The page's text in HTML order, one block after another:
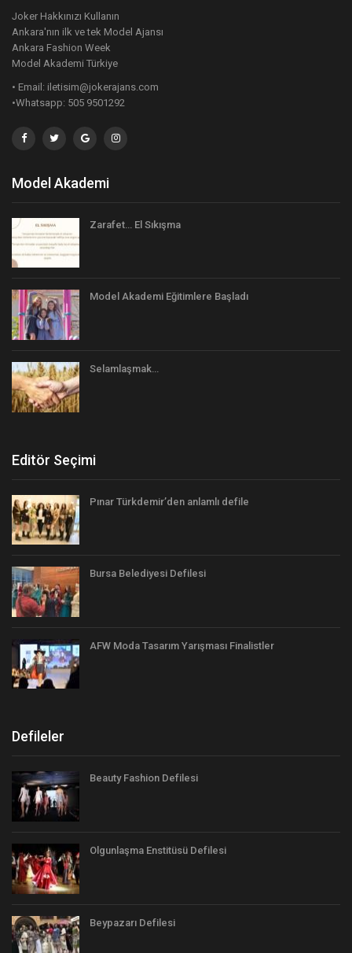
Joker Hakkınızı Kullanın
Ankara'nın ilk ve tek Model Ajansı
Ankara Fashion Week
Model Akademi Türkiye
• Email: iletisim@jokerajans.com
•Whatsapp: 505 9501292
Model Akademi
Zarafet… El Sıkışma
Model Akademi Eğitimlere Başladı
Selamlaşmak…
Editör Seçimi
Pınar Türkdemir’den anlamlı defile
Bursa Belediyesi Defilesi
AFW Moda Tasarım Yarışması Finalistler
Defileler
Beauty Fashion Defilesi
Olgunlaşma Enstitüsü Defilesi
Beypazarı Defilesi